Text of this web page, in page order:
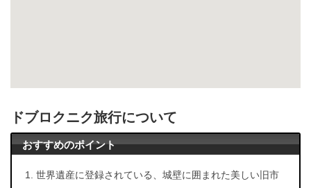
ドブロクニク旅行について
おすすめのポイント
世界遺産に登録されている、城壁に囲まれた美しい旧市